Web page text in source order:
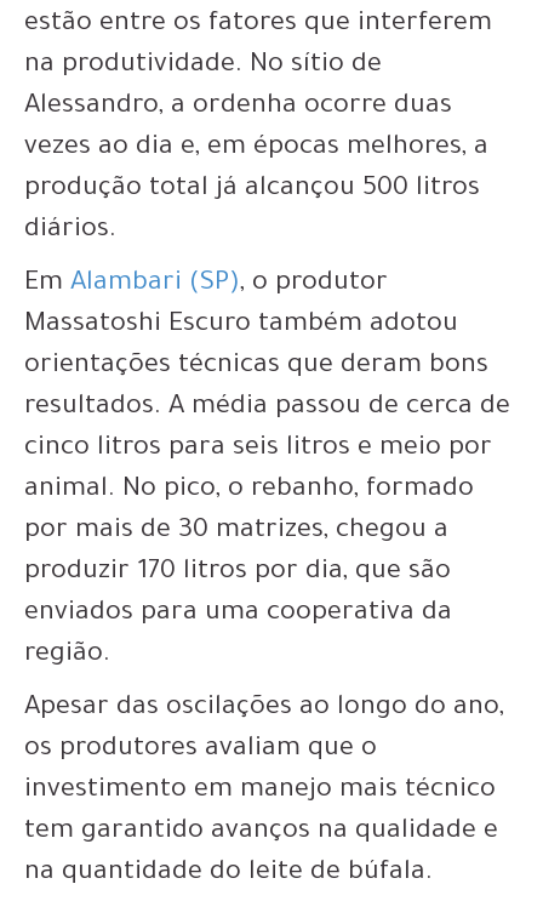
estão entre os fatores que interferem
na produtividade. No sítio de
Alessandro, a ordenha ocorre duas
vezes ao dia e, em épocas melhores, a
produção total já alcançou 500 litros
diários.
Em Alambari (SP), o produtor
Massatoshi Escuro também adotou
orientações técnicas que deram bons
resultados. A média passou de cerca de
cinco litros para seis litros e meio por
animal. No pico, o rebanho, formado
por mais de 30 matrizes, chegou a
produzir 170 litros por dia, que são
enviados para uma cooperativa da
região.
Apesar das oscilações ao longo do ano,
os produtores avaliam que o
investimento em manejo mais técnico
tem garantido avanços na qualidade e
na quantidade do leite de búfala.